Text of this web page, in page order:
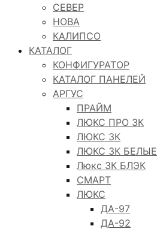
СЕВЕР
НОВА
КАЛИПСО
КАТАЛОГ
КОНФИГУРАТОР
КАТАЛОГ ПАНЕЛЕЙ
АРГУС
ПРАЙМ
ЛЮКС ПРО 3К
ЛЮКС 3К
ЛЮКС 3К БЕЛЫЕ
Люкс 3К БЛЭК
СМАРТ
ЛЮКС
ДА-97
ДА-92